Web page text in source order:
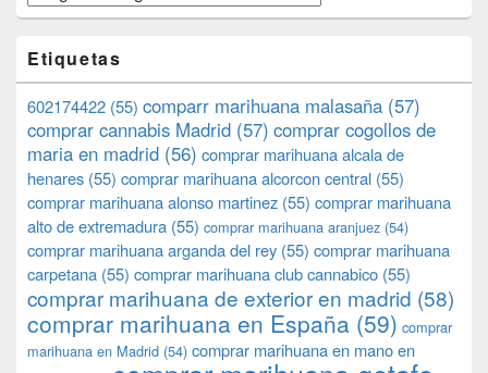
Etiquetas
602174422 (55) comparr marihuana malasaña (57)
comprar cannabis Madrid (57) comprar cogollos de
maria en madrid (56) comprar marihuana alcala de
henares (55) comprar marihuana alcorcon central (55)
comprar marihuana alonso martinez (55) comprar marihuana
alto de extremadura (55) comprar marihuana aranjuez (54)
comprar marihuana arganda del rey (55) comprar marihuana
carpetana (55) comprar marihuana club cannabico (55)
comprar marihuana de exterior en madrid (58)
comprar marihuana en España (59) comprar
marihuana en Madrid (54) comprar marihuana en mano en